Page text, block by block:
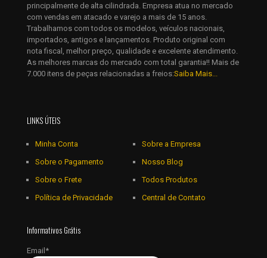
principalmente de alta cilindrada. Empresa atua no mercado
com vendas em atacado e varejo a mais de 15 anos.
Trabalhamos com todos os modelos, veículos nacionais,
importados, antigos e lançamentos. Produto original com
nota fiscal, melhor preço, qualidade e excelente atendimento.
As melhores marcas do mercado com total garantia!! Mais de
7.000 itens de peças relacionadas a freios:Saiba Mais...
LINKS ÚTEIS
Minha Conta
Sobre o Pagamento
Sobre o Frete
Política de Privacidade
Sobre a Empresa
Nosso Blog
Todos Produtos
Central de Contato
Informativos Grátis
Email*